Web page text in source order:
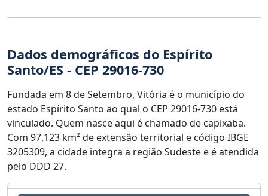
Dados demográficos do Espírito
Santo/ES - CEP 29016-730
Fundada em 8 de Setembro, Vitória é o município do
estado Espírito Santo ao qual o CEP 29016-730 está
vinculado. Quem nasce aqui é chamado de capixaba.
Com 97,123 km² de extensão territorial e código IBGE
3205309, a cidade integra a região Sudeste e é atendida
pelo DDD 27.